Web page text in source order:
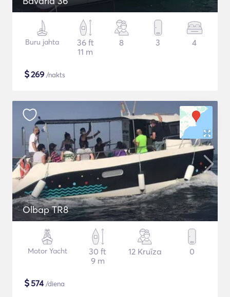
Buru jahta
36 ft
11 m
8 3 4
$269 /nakts
Olbap TR8
Motor Yacht
30 ft
9 m
12 Kruīza 0
$574/diena